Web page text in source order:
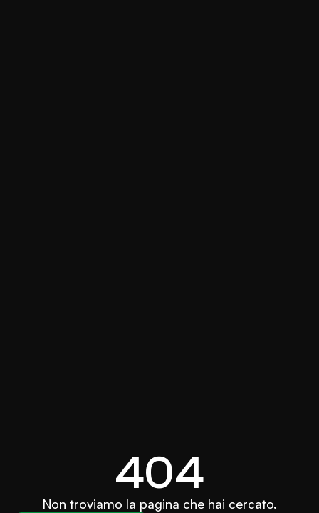
404
Non troviamo la pagina che hai cercato.